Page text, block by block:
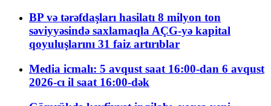
BP və tərəfdaşları hasilatı 8 milyon ton
səviyyəsində saxlamaqla AÇG-yə kapital
qoyuluşlarını 31 faiz artırıblar
Media icmalı: 5 avqust saat 16:00-dan 6 avqust
2026-cı il saat 16:00-dək